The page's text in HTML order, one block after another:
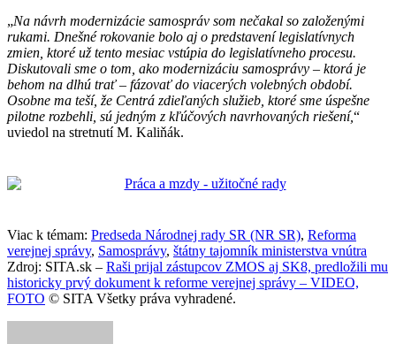
„Na návrh modernizácie samospráv som nečakal so založenými
rukami. Dnešné rokovanie bolo aj o predstavení legislatívnych
zmien, ktoré už tento mesiac vstúpia do legislatívneho procesu.
Diskutovali sme o tom, ako modernizáciu samosprávy – ktorá je
behom na dlhú trať – fázovať do viacerých volebných období.
Osobne ma teší, že Centrá zdieľaných služieb, ktoré sme úspešne
pilotne rozbehli, sú jedným z kľúčových navrhovaných riešení,“
uviedol na stretnutí M. Kaliňák.
Viac k témam: Predseda Národnej rady SR (NR SR), Reforma
verejnej správy, Samosprávy, štátny tajomník ministerstva vnútra
Zdroj: SITA.sk – Raši prijal zástupcov ZMOS aj SK8, predložili mu
historicky prvý dokument k reforme verejnej správy – VIDEO,
FOTO © SITA Všetky práva vyhradené.